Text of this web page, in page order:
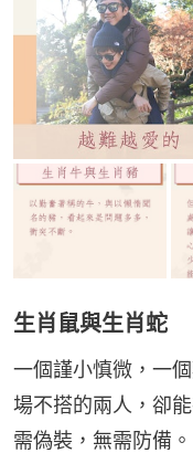
生肖鼠與生肖蛇
一個謹小慎微，一
場不搭的兩人，卻
需偽裝，無需防備